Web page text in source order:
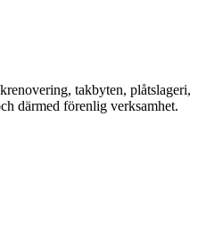
takbyten, plåtslageri,
därmed förenlig verksamhet.